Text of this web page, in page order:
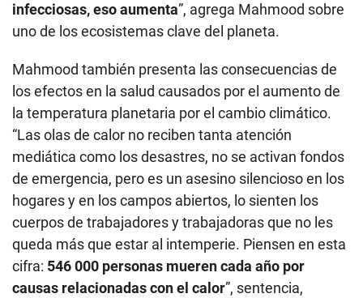
infecciosas, eso aumenta”, agrega Mahmood sobre
uno de los ecosistemas clave del planeta.
Mahmood también presenta las consecuencias de
los efectos en la salud causados por el aumento de
la temperatura planetaria por el cambio climático.
“Las olas de calor no reciben tanta atención
mediática como los desastres, no se activan fondos
de emergencia, pero es un asesino silencioso en los
hogares y en los campos abiertos, lo sienten los
cuerpos de trabajadores y trabajadoras que no les
queda más que estar al intemperie. Piensen en esta
cifra: 546 000 personas mueren cada año por
causas relacionadas con el calor”, sentencia,